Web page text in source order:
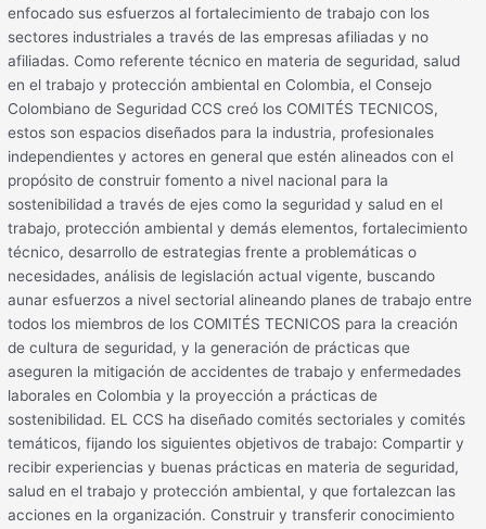
enfocado sus esfuerzos al fortalecimiento de trabajo con los
sectores industriales a través de las empresas afiliadas y no
afiliadas. Como referente técnico en materia de seguridad, salud
en el trabajo y protección ambiental en Colombia, el Consejo
Colombiano de Seguridad CCS creó los COMITÉS TECNICOS,
estos son espacios diseñados para la industria, profesionales
independientes y actores en general que estén alineados con el
propósito de construir fomento a nivel nacional para la
sostenibilidad a través de ejes como la seguridad y salud en el
trabajo, protección ambiental y demás elementos, fortalecimiento
técnico, desarrollo de estrategias frente a problemáticas o
necesidades, análisis de legislación actual vigente, buscando
aunar esfuerzos a nivel sectorial alineando planes de trabajo entre
todos los miembros de los COMITÉS TECNICOS para la creación
de cultura de seguridad, y la generación de prácticas que
aseguren la mitigación de accidentes de trabajo y enfermedades
laborales en Colombia y la proyección a prácticas de
sostenibilidad. EL CCS ha diseñado comités sectoriales y comités
temáticos, fijando los siguientes objetivos de trabajo: Compartir y
recibir experiencias y buenas prácticas en materia de seguridad,
salud en el trabajo y protección ambiental, y que fortalezcan las
acciones en la organización. Construir y transferir conocimiento